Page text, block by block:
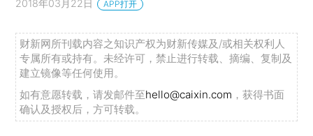
2018年03月22日 APP打开
财新网所刊载内容之知识产权为财新传媒及/或相关权利人
专属所有或持有。未经许可，禁止进行转载、摘编、复制及
建立镜像等任何使用。
如有意愿转载，请发邮件至hello@caixin.com ，获得书面
确认及授权后，方可转载。